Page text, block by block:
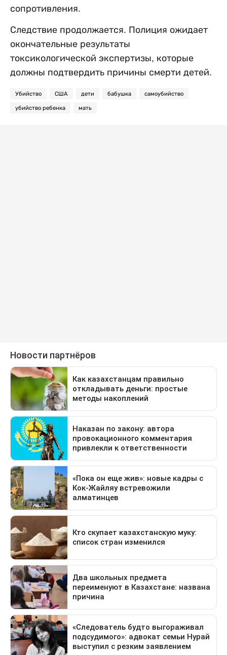
сопротивления.
Следствие продолжается. Полиция ожидает
окончательные результаты
токсикологической экспертизы, которые
должны подтвердить причины смерти детей.
Убийство США дети бабушка самоубийство
убийство ребенка мать